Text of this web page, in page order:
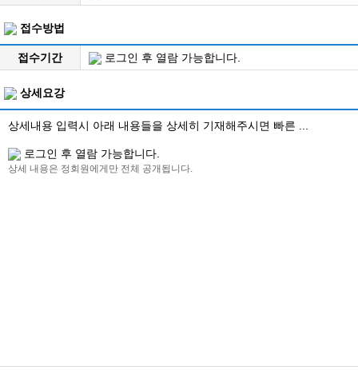
접수방법
접수기간 로그인 후 열람 가능합니다.
상세요강
상세내용 입력시 아래 내용들을 상세히 기재해주시면 빠른 ...
로그인 후 열람 가능합니다.
상세 내용은 정회원에게만 전체 공개됩니다.